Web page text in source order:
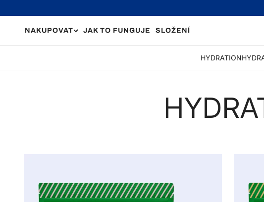
NAKUPOVAT JAK TO FUNGUJE SLOŽENÍ
HYDRATION